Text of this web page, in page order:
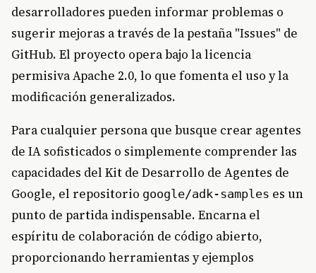
desarrolladores pueden informar problemas o
sugerir mejoras a través de la pestaña "Issues" de
GitHub. El proyecto opera bajo la licencia
permisiva Apache 2.0, lo que fomenta el uso y la
modificación generalizados.
Para cualquier persona que busque crear agentes
de IA sofisticados o simplemente comprender las
capacidades del Kit de Desarrollo de Agentes de
Google, el repositorio google/adk-samples es un
punto de partida indispensable. Encarna el
espíritu de colaboración de código abierto,
proporcionando herramientas y ejemplos